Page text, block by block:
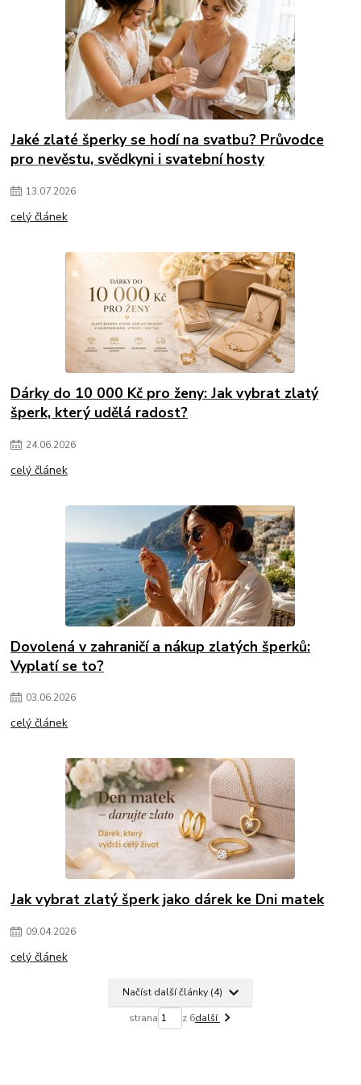
Jaké zlaté šperky se hodí na svatbu? Průvodce
pro nevěstu, svědkyni i svatební hosty
13.07.2026
celý článek
Dárky do 10 000 Kč pro ženy: Jak vybrat zlatý
šperk, který udělá radost?
24.06.2026
celý článek
Dovolená v zahraničí a nákup zlatých šperků:
Vyplatí se to?
03.06.2026
celý článek
Jak vybrat zlatý šperk jako dárek ke Dni matek
09.04.2026
celý článek
Načíst další články (4)
strana z 6další